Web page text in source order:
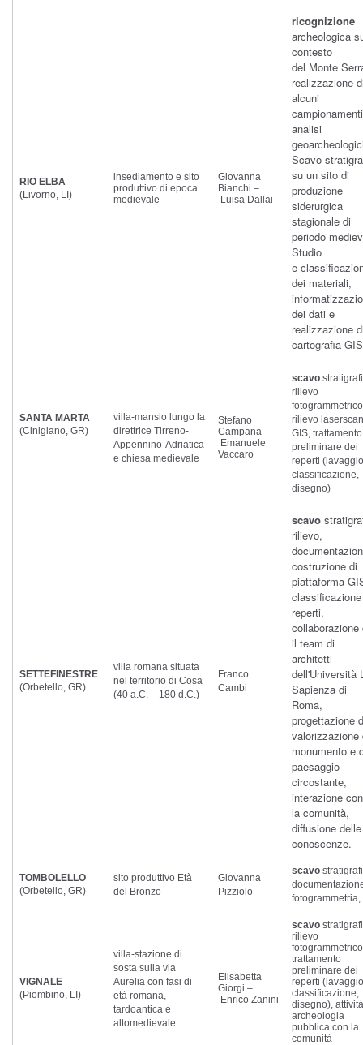
RIO ELBA
(Livorno, LI)
insediamento e sito
produttivo di epoca
medievale
Giovanna
Bianchi –
Luisa Dallai
ricognizione
archeologica
contesto
del Monte
realizzazione
alcuni
analisi
Scavo
su un sito di
produzione
siderurgica
stagionale di
periodo
Studio
e
dei materiali,
dei dati e
realizzazione
cartografia GIS
SANTA MARTA
(Cinigiano, GR)
villa-mansio lungo la
direttrice Tirreno-
Appennino-Adriatica
e chiesa medievale
Stefano
Campana –
Emanuele
Vaccaro
scavo
rilievo
rilievo
GIS, trattamento
preliminare dei
reperti
classificazione,
disegno)
SETTEFINESTRE
(Orbetello, GR)
villa romana situata
nel territorio di Cosa
(40 a.C. – 180 d.C.)
Franco
Cambi
scavo
rilievo,
costruzione di
piattaforma
reperti,
collaborazione
il team di
architetti
dell'Università
Sapienza di
Roma,
progettazione
valorizzazione
monumento e
paesaggio
circostante,
interazione con
la comunità,
diffusione delle
conoscenze.
TOMBOLELLO
(Orbetello, GR)
sito produttivo Età
del Bronzo
Giovanna
Pizziolo
scavo
fotogrammetria,
VIGNALE
(Piombino, LI)
villa-stazione di
sosta sulla via
Aurelia con fasi di
età romana,
tardoantica e
altomedievale
Elisabetta
Giorgi –
Enrico Zanini
scavo
rilievo
trattamento
preliminare dei
reperti
classificazione,
disegno),
archeologia
pubblica con la
comunità